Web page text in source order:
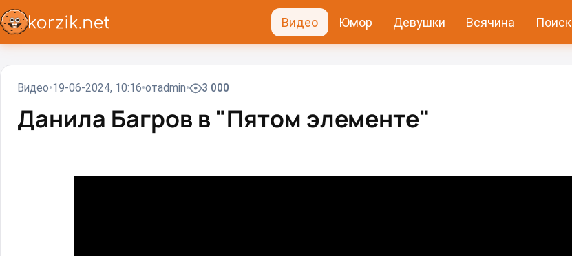
Видео Юмор Девушки Всячина Поиск
Видео 19-06-2024, 10:16 отadmin 3 000
Данила Багров в "Пятом элементе"